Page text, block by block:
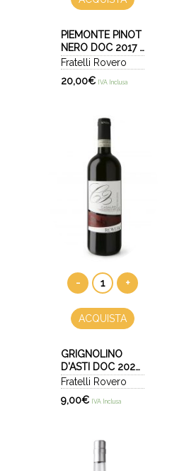
PIEMONTE PINOT
NERO DOC 2017 -
LAJETTO
Fratelli Rovero
20,00€ IVA Inclusa
- +
ACQUISTA
GRIGNOLINO
D'ASTI DOC 2025
- CASALINA
Fratelli Rovero
9,00€ IVA Inclusa